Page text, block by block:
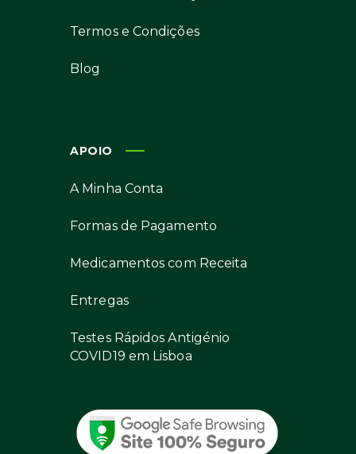
Termos e Condições
Blog
APOIO
A Minha Conta
Formas de Pagamento
Medicamentos com Receita
Entregas
Testes Rápidos Antigénio
COVID19 em Lisboa